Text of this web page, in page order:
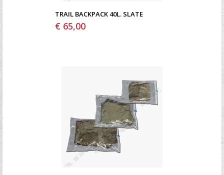
TRAIL BACKPACK 40L. SLATE
€ 65,00